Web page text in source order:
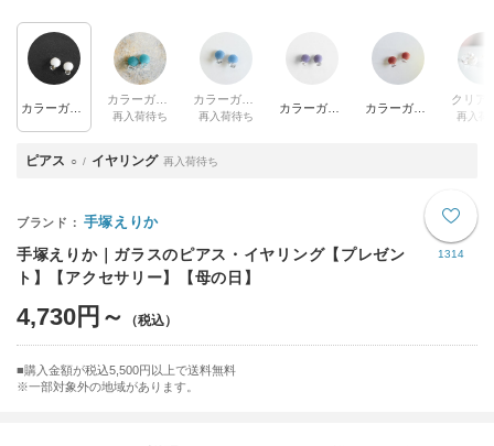
再入荷待ち 再入荷待ち 再入荷
ピアス ○ イヤリング 再入荷待ち
1314
手塚えりか
手塚えりか｜ガラスのピアス・イヤリング【プレゼン
ト】【アクセサリー】【母の日】
4,730円～
購入金額が税込5,500円以上で送料無料
※一部対象外の地域があります。